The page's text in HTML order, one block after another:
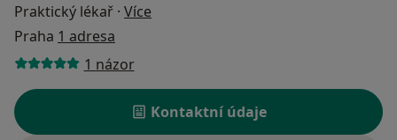
Praktický lékař · Více
Praha 1 adresa
1 názor
Kontaktní údaje